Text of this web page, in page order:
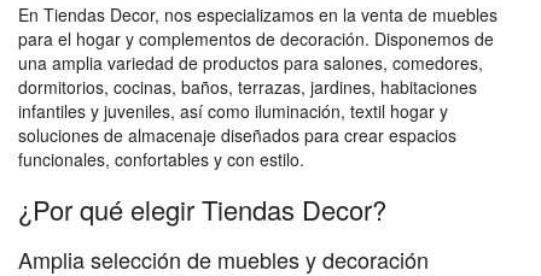
En Tiendas Decor, nos especializamos en la venta de muebles
para el hogar y complementos de decoración. Disponemos de
una amplia variedad de productos para salones, comedores,
dormitorios, cocinas, baños, terrazas, jardines, habitaciones
infantiles y juveniles, así como iluminación, textil hogar y
soluciones de almacenaje diseñados para crear espacios
funcionales, confortables y con estilo.
¿Por qué elegir Tiendas Decor?
Amplia selección de muebles y decoración